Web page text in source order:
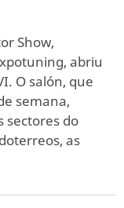
Show,
abriu
O salón, que
semana,
sectores do
as